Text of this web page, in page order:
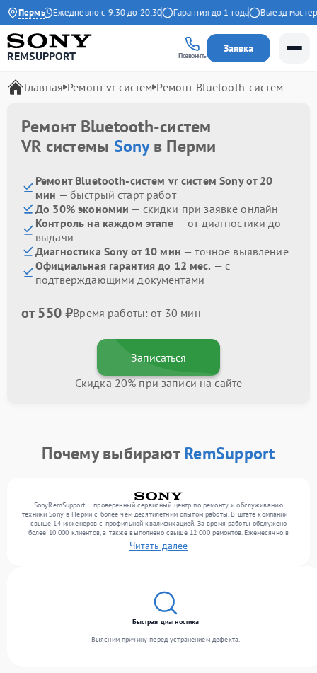
ПермьЕжедневно с 9:30 до 20:30 Гарантия до 1 года Выезд мастера
REMSUPPORT Позвонить
Заявка
Главная Ремонт vr систем Ремонт Bluetooth-систем
Ремонт Bluetooth-систем
VR системы Sonyв Перми
Ремонт Bluetooth-систем vr систем Sony от 20
мин — быстрый старт работ
До 30% экономии — скидки при заявке онлайн
Контроль на каждом этапе — от диагностики до
выдачи
Диагностика Sony от 10 мин — точное выявление
Официальная гарантия до 12 мес. — с
подтверждающими документами
от 550 ₽Время работы: от 30 мин
Записаться
Скидка 20% при записи на сайте
Почему выбираютRemSupport
SonyRemSupport — проверенный сервисный центр по ремонту и обслуживанию
техники Sony в Перми с более чем десятилетним опытом работы. В штате компании —
свыше 14 инженеров с профильной квалификацией. За время работы обслужено
более 10 000 клиентов, а также выполнено свыше 12 000 ремонтов. Ежемесячно в
сервисный центр поступает от 300 устройств, включая , , . Мы работаем с широким
спектром неисправностей и обеспечиваем надежный результат благодаря опыту
Читать далее
Быстрая диагностика
Выясним причину перед устранением дефекта.